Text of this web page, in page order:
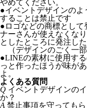
やめてください。
●イベントデザインの
することは禁止です
● ロゴなどの商標とし
ナーさんが使えなくな
としたところに発注し
（デザインのごく一部
●LINEの素材に使用す
っと作ったほうが味が
よ。
よくある質問
Q イベントデザインの
か？
A 禁止事項を守っても